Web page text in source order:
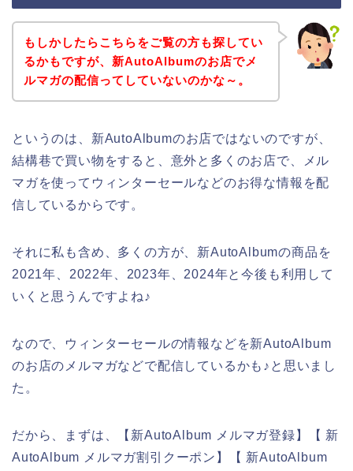
もしかしたらこちらをご覧の方も探してい
るかもですが、新AutoAlbumのお店でメ
ルマガの配信ってしていないのかな～。
というのは、新AutoAlbumのお店ではないのですが、
結構巷で買い物をすると、意外と多くのお店で、メル
マガを使ってウィンターセールなどのお得な情報を配
信しているからです。
それに私も含め、多くの方が、新AutoAlbumの商品を
2021年、2022年、2023年、2024年と今後も利用して
いくと思うんですよね♪
なので、ウィンターセールの情報などを新AutoAlbum
のお店のメルマガなどで配信しているかも♪と思いまし
た。
だから、まずは、【新AutoAlbum メルマガ登録】【 新
AutoAlbum メルマガ割引クーポン】【 新AutoAlbum